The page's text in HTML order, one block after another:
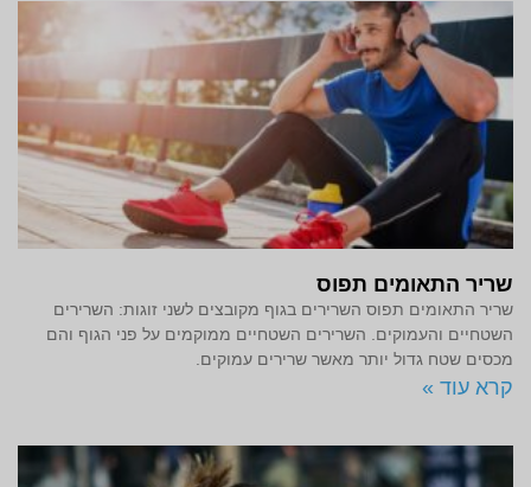
שריר התאומים תפוס
שריר התאומים תפוס השרירים בגוף מקובצים לשני זוגות: השרירים
השטחיים והעמוקים. השרירים השטחיים ממוקמים על פני הגוף והם
מכסים שטח גדול יותר מאשר שרירים עמוקים.
קרא עוד »